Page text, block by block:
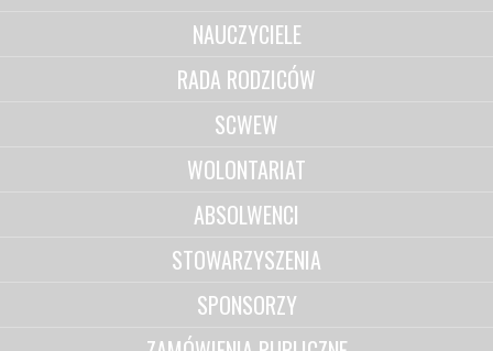
NAUCZYCIELE
RADA RODZICÓW
SCWEW
WOLONTARIAT
ABSOLWENCI
STOWARZYSZENIA
SPONSORZY